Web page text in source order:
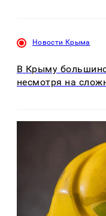
Новости Крыма
В Крыму
несмотря на